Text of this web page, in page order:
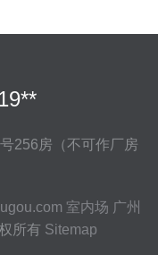
256房（不可作厂房
室内场 广州
所有 Sitemap